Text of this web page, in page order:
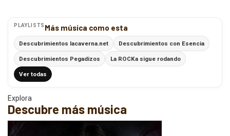
PLAYLISTS Más música como esta
Descubrimientos lacaverna.net Descubrimientos con Esencia
Descubrimientos Pegadizos La ROCKa sigue rodando
Ver todas
Explora
Descubre más música